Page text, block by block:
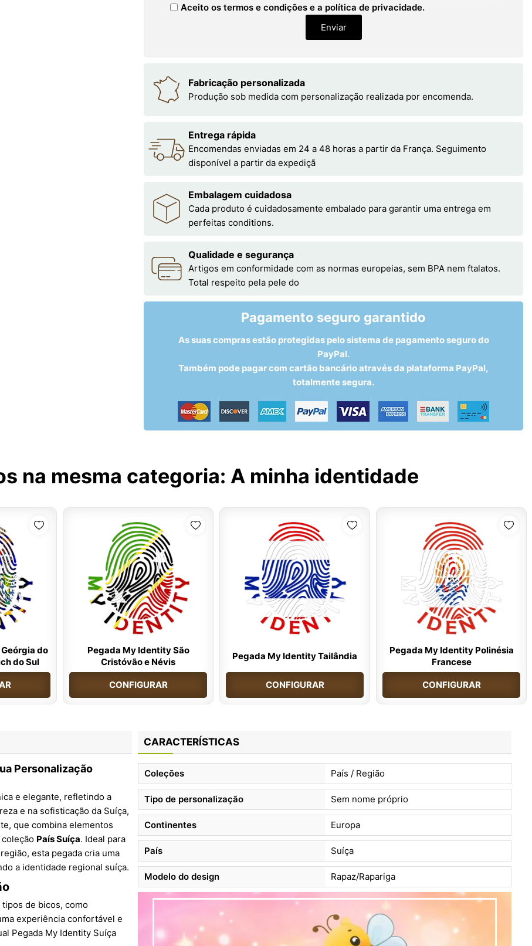
Aceito os termos e condições e a política de privacidade.
Enviar
Fabricação personalizada
Produção sob medida com personalização realizada por encomenda.
Entrega rápida
Encomendas enviadas em 24 a 48 horas a partir da França. Seguimento
disponível a partir da expediçã
Embalagem cuidadosa
Cada produto é cuidadosamente embalado para garantir uma entrega em
perfeitas conditions.
Qualidade e segurança
Artigos em conformidade com as normas europeias, sem BPA nem ftalatos.
Total respeito pela pele do
Pagamento seguro garantido
As suas compras estão protegidas pelo sistema de pagamento seguro do
PayPal.
Também pode pagar com cartão bancário através da plataforma PayPal,
totalmente segura.
na mesma categoria: A minha identidade
do
do Sul
Pegada My Identity São
Cristóvão e Névis
CONFIGURAR
Pegada My Identity Tailândia
CONFIGURAR
Pegada My Identity Polinésia
Francese
CONFIGURAR
Personalização
e elegante, refletindo a
e na sofisticação da Suíça,
que combina elementos
País Suíça. Ideal para
esta pegada cria uma
a identidade regional suíça.
de bicos, como
experiência confortável e
Pegada My Identity Suíça
CARACTERÍSTICAS
Coleções País / Região
Tipo de personalização Sem nome próprio
Continentes Europa
País Suíça
Modelo do design Rapaz/Rapariga